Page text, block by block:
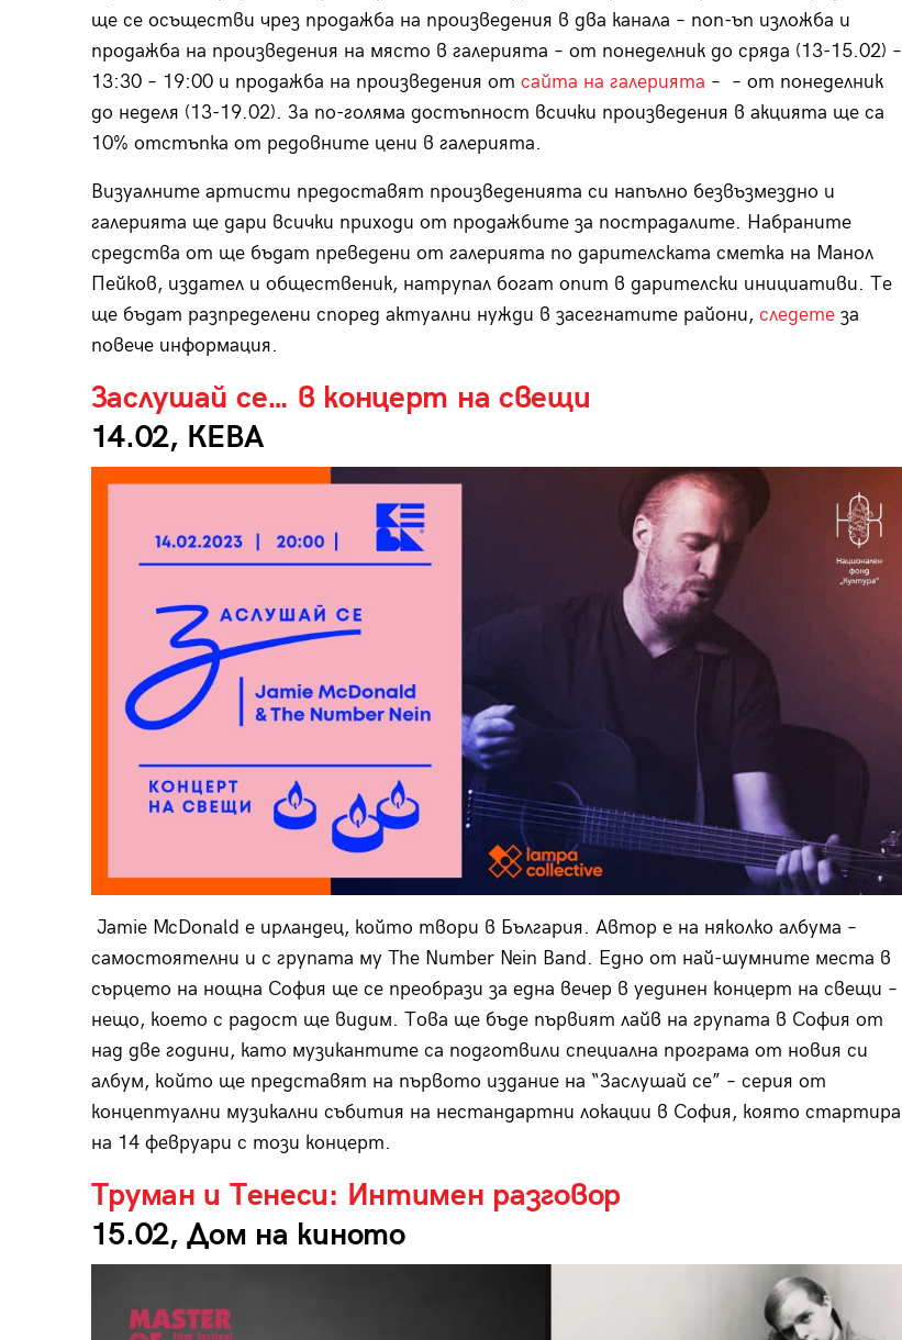
ще се осъществи чрез продажба на произведения в два канала – поп-ъп изложба и
продажба на произведения на място в галерията – от понеделник до сряда (13-15.02) –
13:30 – 19:00 и продажба на произведения от сайта на галерията – – от понеделник
до неделя (13-19.02). За по-голяма достъпност всички произведения в акцията ще са
10% отстъпка от редовните цени в галерията.
Визуалните артисти предоставят произведенията си напълно безвъзмездно и
галерията ще дари всички приходи от продажбите за пострадалите. Набраните
средства от ще бъдат преведени от галерията по дарителската сметка на Манол
Пейков, издател и общественик, натрупал богат опит в дарителски инициативи. Те
ще бъдат разпределени според актуални нужди в засегнатите райони, следетеза
повече информация.
Заслушай се… в концерт на свещи
14.02, КЕВА
Jamie McDonald е ирландец, който твори в България. Автор е на няколко албума –
самостоятелни и с групата му The Number Nein Band. Едно от най-шумните места в
сърцето на нощна София ще се преобрази за една вечер в уединен концерт на свещи –
нещо, което с радост ще видим. Това ще бъде първият лайв на групата в София от
над две години, като музикантите са подготвили специална програма от новия си
албум, който ще представят на първото издание на “Заслушай се” – серия от
концептуални музикални събития на нестандартни локации в София, която стартира
на 14 февруари с този концерт.
Труман и Тенеси: Интимен разговор
15.02, Дом на киното